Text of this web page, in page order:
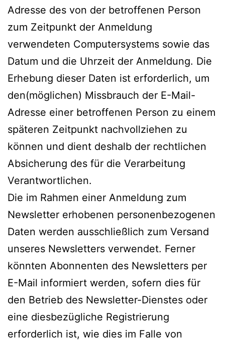
Adresse des von der betroffenen Person
zum Zeitpunkt der Anmeldung
verwendeten Computersystems sowie das
Datum und die Uhrzeit der Anmeldung. Die
Erhebung dieser Daten ist erforderlich, um
den(möglichen) Missbrauch der E-Mail-
Adresse einer betroffenen Person zu einem
späteren Zeitpunkt nachvollziehen zu
können und dient deshalb der rechtlichen
Absicherung des für die Verarbeitung
Verantwortlichen.
Die im Rahmen einer Anmeldung zum
Newsletter erhobenen personenbezogenen
Daten werden ausschließlich zum Versand
unseres Newsletters verwendet. Ferner
könnten Abonnenten des Newsletters per
E-Mail informiert werden, sofern dies für
den Betrieb des Newsletter-Dienstes oder
eine diesbezügliche Registrierung
erforderlich ist, wie dies im Falle von